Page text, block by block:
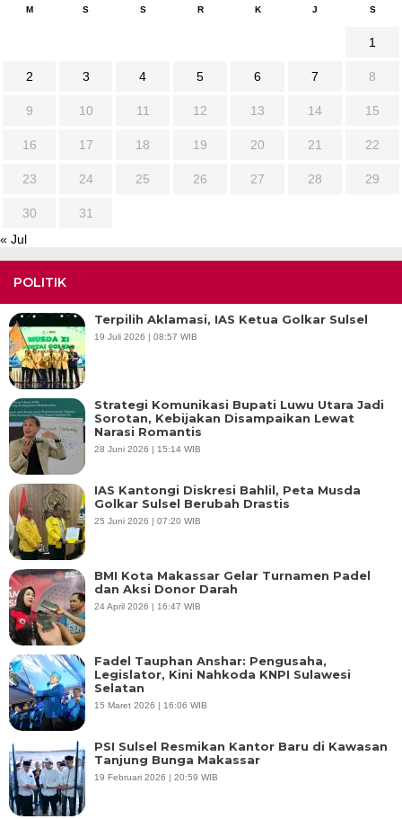
M S S R K J S
1
2 3 4 5 6 7 8
9 10 11 12 13 14 15
16 17 18 19 20 21 22
23 24 25 26 27 28 29
30
31
« Jul
POLITIK
Terpilih Aklamasi, IAS Ketua Golkar Sulsel
19 Juli 2026 | 08:57 WIB
Strategi Komunikasi Bupati Luwu Utara Jadi
Sorotan, Kebijakan Disampaikan Lewat
Narasi Romantis
28 Juni 2026 | 15:14 WIB
IAS Kantongi Diskresi Bahlil, Peta Musda
Golkar Sulsel Berubah Drastis
25 Juni 2026 | 07:20 WIB
BMI Kota Makassar Gelar Turnamen Padel
dan Aksi Donor Darah
24 April 2026 | 16:47 WIB
Fadel Tauphan Anshar: Pengusaha,
Legislator, Kini Nahkoda KNPI Sulawesi
Selatan
15 Maret 2026 | 16:06 WIB
PSI Sulsel Resmikan Kantor Baru di Kawasan
Tanjung Bunga Makassar
19 Februari 2026 | 20:59 WIB